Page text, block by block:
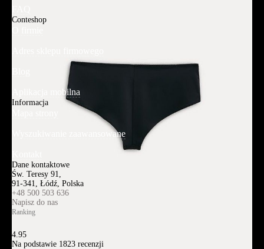
Conteshop
Aplikacja mobilna
Informacja
Wyszukiwanie zaawansowane
Dane kontaktowe
Św. Teresy 91,
91-341, Łódź, Polska
+48 500 503 636
Napisz do nas
Ranking
4.95
Na podstawie 1823 recenzji